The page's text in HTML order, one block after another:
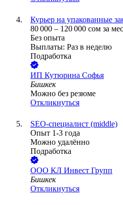
Курьер на упакованные
80 000 – 120 000 сом за
Без опыта
Выплаты: Раз в неделю
Подработка
ИП Кутюрина Софья
Бишкек
Можно без резюме
Откликнуться
SEO-специалист (middle)
Опыт 1-3 года
Можно удалённо
Подработка
ООО КЛ Инвест Групп
Бишкек
Откликнуться